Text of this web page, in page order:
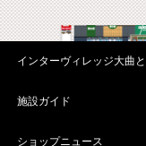
インターヴィレッジ大曲と
施設ガイド
ショップニュース